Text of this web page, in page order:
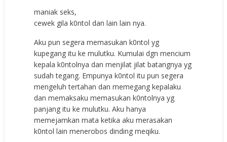
maniak seks,
cewek gila k0ntol dan lain lain nya.
Aku pun segera memasukan k0ntol yg
kupegang itu ke mulutku. Kumulai dgn mencium
kepala k0ntolnya dan menjilat jilat batangnya yg
sudah tegang. Empunya k0ntol itu pun segera
mengeluh tertahan dan memegang kepalaku
dan memaksaku memasukan k0ntolnya yg
panjang itu ke mulutku. Aku hanya
memejamkan mata ketika aku merasakan
k0ntol lain menerobos dinding meqiku.